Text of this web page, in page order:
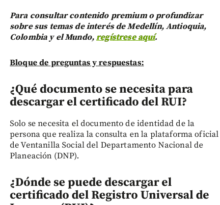
Para consultar contenido premium o profundizar
sobre sus temas de interés de Medellín, Antioquia,
Colombia y el Mundo,regístrese aquí.
Bloque de preguntas y respuestas:
¿Qué documento se necesita para
descargar el certificado del RUI?
Solo se necesita el documento de identidad de la
persona que realiza la consulta en la plataforma oficial
de Ventanilla Social del Departamento Nacional de
Planeación (DNP).
¿Dónde se puede descargar el
certificado del Registro Universal de